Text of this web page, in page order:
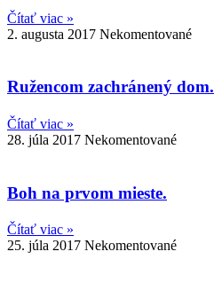
Čítať viac »
2. augusta 2017 Nekomentované
Ružencom zachránený dom.
Čítať viac »
28. júla 2017 Nekomentované
Boh na prvom mieste.
Čítať viac »
25. júla 2017 Nekomentované